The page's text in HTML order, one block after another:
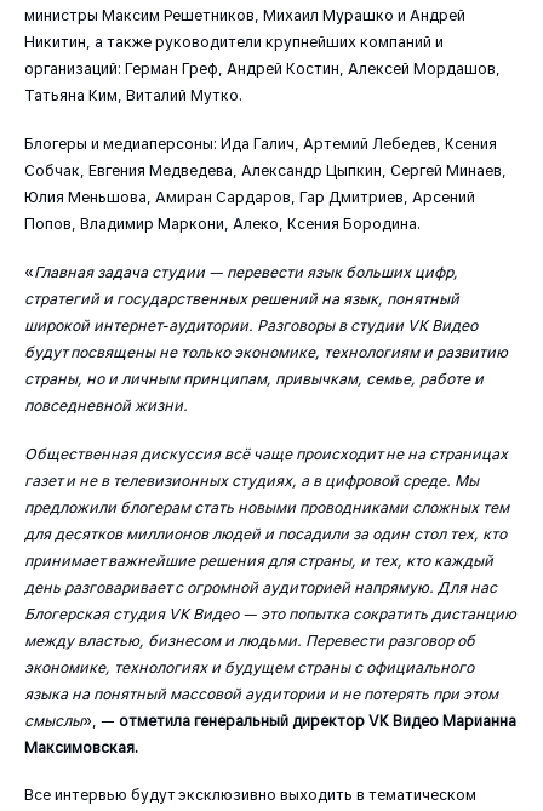
министры Максим Решетников, Михаил Мурашко и Андрей
Никитин, а также руководители крупнейших компаний и
организаций: Герман Греф, Андрей Костин, Алексей Мордашов,
Татьяна Ким, Виталий Мутко.
Блогеры и медиаперсоны: Ида Галич, Артемий Лебедев, Ксения
Собчак, Евгения Медведева, Александр Цыпкин, Сергей Минаев,
Юлия Меньшова, Амиран Сардаров, Гар Дмитриев, Арсений
Попов, Владимир Маркони, Алеко, Ксения Бородина.
«Главная задача студии — перевести язык больших цифр,
стратегий и государственных решений на язык, понятный
широкой интернет-аудитории. Разговоры в студии VK Видео
будут посвящены не только экономике, технологиям и развитию
страны, но и личным принципам, привычкам, семье, работе и
повседневной жизни.
Общественная дискуссия всё чаще происходит не на страницах
газет и не в телевизионных студиях, а в цифровой среде. Мы
предложили блогерам стать новыми проводниками сложных тем
для десятков миллионов людей и посадили за один стол тех, кто
принимает важнейшие решения для страны, и тех, кто каждый
день разговаривает с огромной аудиторией напрямую. Для нас
Блогерская студия VK Видео — это попытка сократить дистанцию
между властью, бизнесом и людьми. Перевести разговор об
экономике, технологиях и будущем страны с официального
языка на понятный массовой аудитории и не потерять при этом
смыслы», — отметила генеральный директор VK Видео Марианна
Максимовская.
Все интервью будут эксклюзивно выходить в тематическом